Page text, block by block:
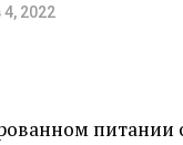
2022
питании